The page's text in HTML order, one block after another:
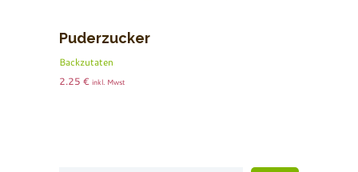
Puderzucker
Backzutaten
2.25 € inkl. Mwst